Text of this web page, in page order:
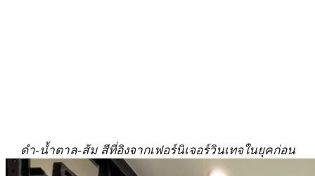
ดำ-น้ำตาล-ส้ม สีที่อิงจากเฟอร์นิเจอร์วินเทจในยุคก่อน